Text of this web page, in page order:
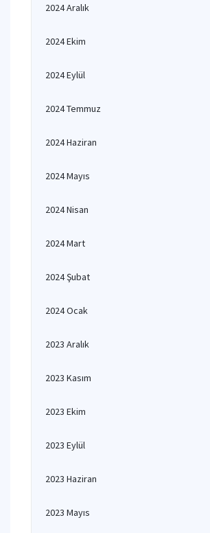
2024 Aralık
2024 Ekim
2024 Eylül
2024 Temmuz
2024 Haziran
2024 Mayıs
2024 Nisan
2024 Mart
2024 Şubat
2024 Ocak
2023 Aralık
2023 Kasım
2023 Ekim
2023 Eylül
2023 Haziran
2023 Mayıs